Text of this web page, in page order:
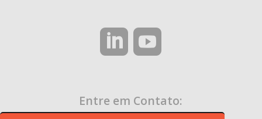
Entre em Contato: